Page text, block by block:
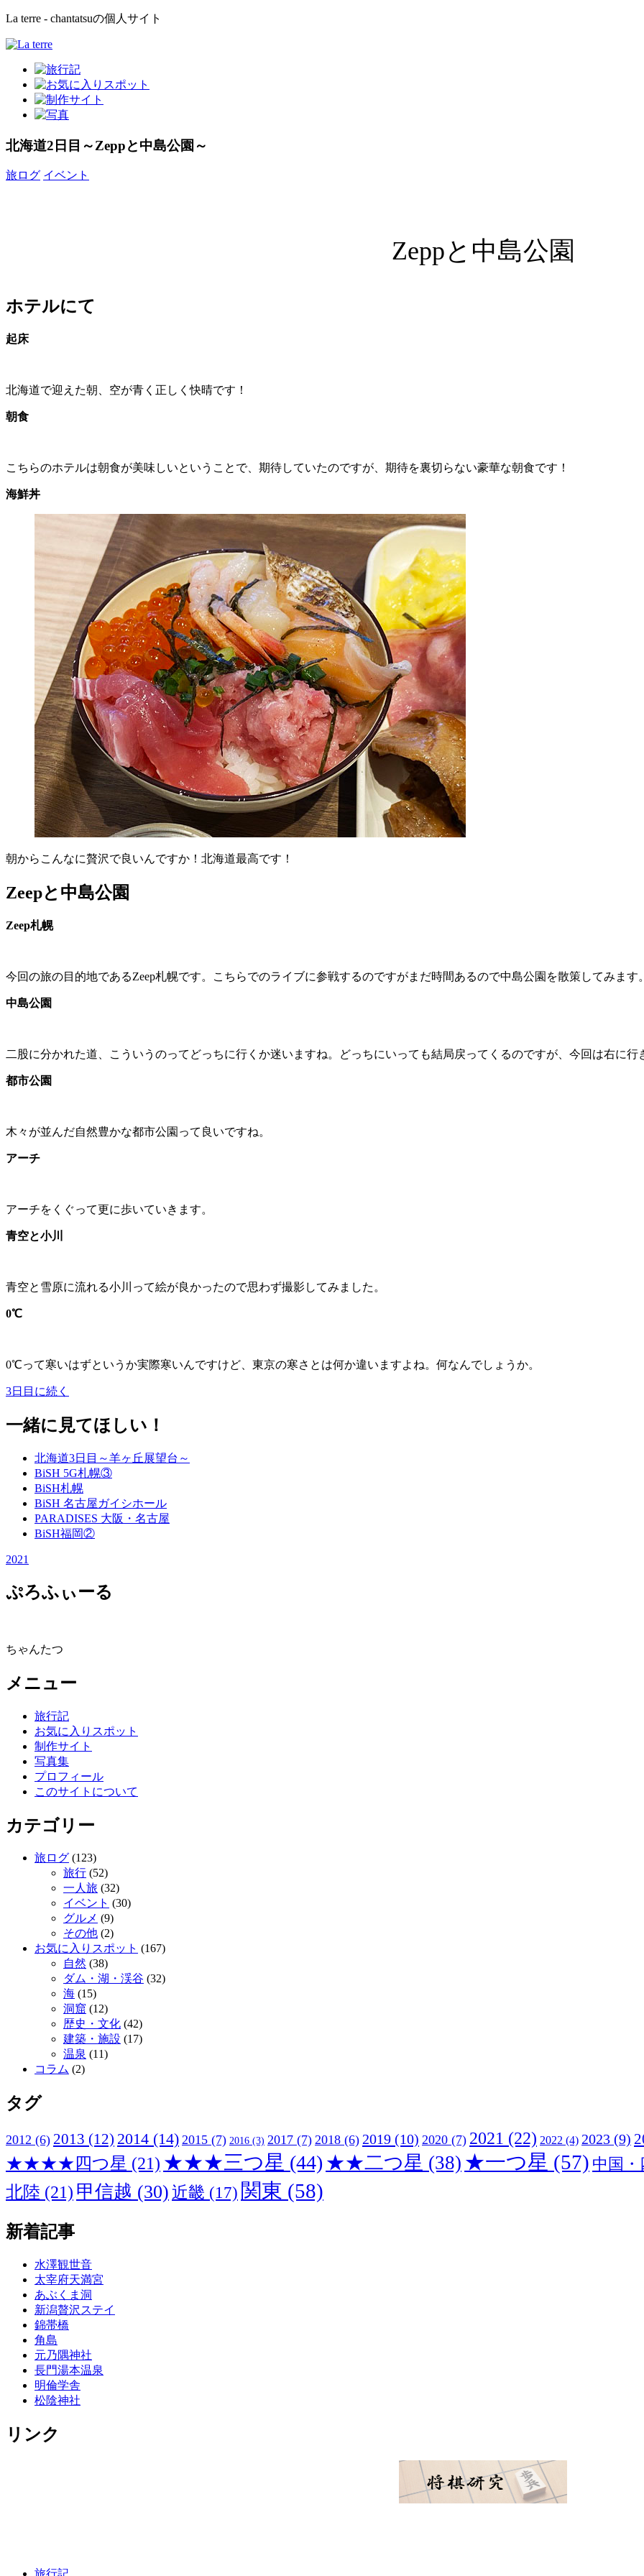
La terre - chantatsuの個人サイト
北海道2日目～Zeppと中島公園～
旅ログ イベント
Zeppと中島公園
ホテルにて
起床
北海道で迎えた朝、空が青く正しく快晴です！
朝食
こちらのホテルは朝食が美味しいということで、期待していたのですが、期待を裏切らない豪華な朝食です！
海鮮丼
朝からこんなに贅沢で良いんですか！北海道最高です！
Zeepと中島公園
Zeep札幌
今回の旅の目的地であるZeep札幌です。こちらでのライブに参戦するのですがまだ時間あるので中島公園を散策してみます。
中島公園
二股に分かれた道、こういうのってどっちに行くか迷いますね。どっちにいっても結局戻ってくるのですが、今回は右に行
都市公園
木々が並んだ自然豊かな都市公園って良いですね。
アーチ
アーチをくぐって更に歩いていきます。
青空と小川
青空と雪原に流れる小川って絵が良かったので思わず撮影してみました。
0℃
0℃って寒いはずというか実際寒いんですけど、東京の寒さとは何か違いますよね。何なんでしょうか。
3日目に続く
一緒に見てほしい！
北海道3日目～羊ヶ丘展望台～
BiSH 5G札幌③
BiSH札幌
BiSH 名古屋ガイシホール
PARADISES 大阪・名古屋
BiSH福岡②
2021
ぷろふぃーる
ちゃんたつ
メニュー
旅行記
お気に入りスポット
制作サイト
写真集
プロフィール
このサイトについて
カテゴリー
旅ログ (123)
旅行 (52)
一人旅 (32)
イベント (30)
グルメ (9)
その他 (2)
お気に入りスポット (167)
自然 (38)
ダム・湖・渓谷 (32)
海 (15)
洞窟 (12)
歴史・文化 (42)
建築・施設 (17)
温泉 (11)
コラム (2)
タグ
2012 (6) 2013 (12) 2014 (14) 2015 (7) 2016 (3) 2017 (7) 2018 (6) 2019 (10) 2020 (7) 2021 (22) 2022 (4) 2023 (9)
★★★★四つ星 (21) ★★★三つ星 (44) ★★二つ星 (38) ★一つ星 (57) 中国・
北陸 (21) 甲信越 (30) 近畿 (17) 関東 (58)
新着記事
水澤観世音
太宰府天満宮
あぶくま洞
新潟贅沢ステイ
錦帯橋
角島
元乃隅神社
長門湯本温泉
明倫学舎
松陰神社
リンク
旅行記